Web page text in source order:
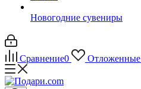
Новогодние сувениры
Сравнение0 Отложенные